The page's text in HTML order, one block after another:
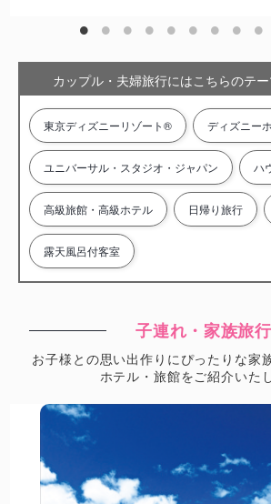
カップル・夫婦旅行にはこちらのテー
東京ディズニーリゾート® ディズニー
ユニバーサル・スタジオ・ジャパン ハ
高級旅館・高級ホテル 日帰り旅行
露天風呂付客室
子連れ・家族旅行
お子様との思い出作りにぴったりな家
ホテル・旅館をご紹介いた